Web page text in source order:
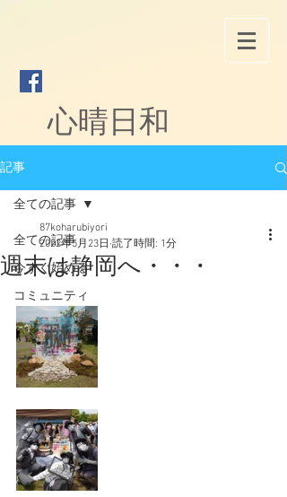
心晴日和
記事
全ての記事
今すぐ始める
コミュニティ
全ての記事
週末は静岡へ・・・
87koharubiyori
2022年5月23日 読了時間: 1分